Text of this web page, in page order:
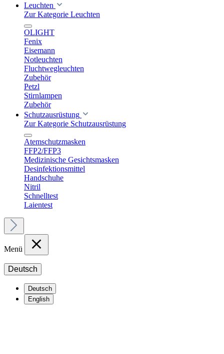
Leuchten
Zur Kategorie Leuchten
OLIGHT
Fenix
Eisemann
Notleuchten
Fluchtwegleuchten
Zubehör
Petzl
Stirnlampen
Zubehör
Schutzausrüstung
Zur Kategorie Schutzausrüstung
Atemschutzmasken
FFP2/FFP3
Medizinische Gesichtsmasken
Desinfektionsmittel
Handschuhe
Nitril
Schnelltest
Laientest
Menü
Deutsch
Deutsch
English